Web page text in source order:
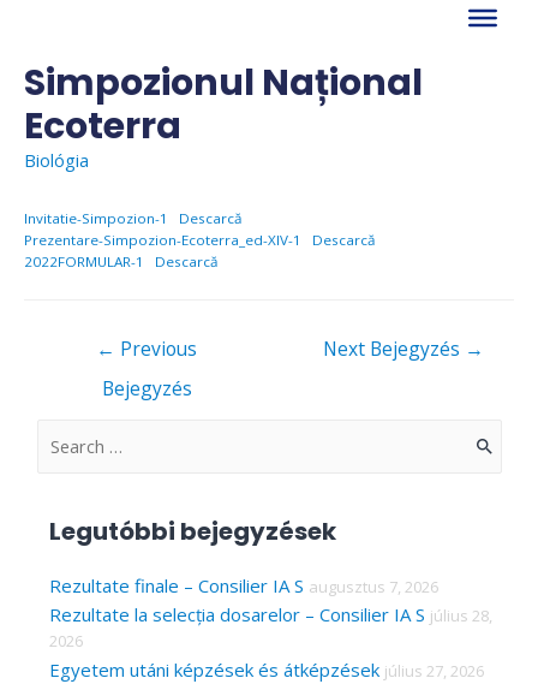
contentSimpozionul Național
Ecoterra
Biológia
Invitatie-Simpozion-1
Descarcă
Prezentare-Simpozion-Ecoterra_ed-XIV-1
Descarcă
2022FORMULAR-1
Descarcă
← Previous
Bejegyzés
Next Bejegyzés →
S
c
h
f
Legutóbbi bejegyzések
Rezultate finale – Consilier IA S augusztus 7, 2026
Rezultate la selecția dosarelor – Consilier IA S július 28,
2026
Egyetem utáni képzések és átképzések július 27, 2026